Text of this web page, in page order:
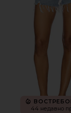
44 недавно